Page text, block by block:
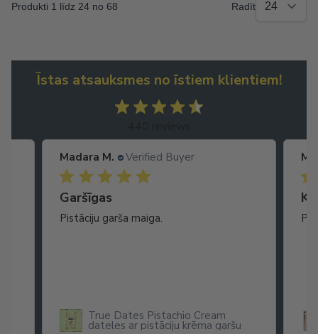
Produkti 1 līdz 24 no 68 Radīt
Īstas atsauksmes no īstiem klientiem!
Madara M. Verified Buyer
Garšīgas
Pistāciju garša maiga.
True Dates Pistachio Cream
dateles ar pistāciju krēma garšu